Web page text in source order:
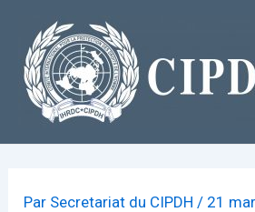
contenu
Par Secretariat du CIPDH/ 21